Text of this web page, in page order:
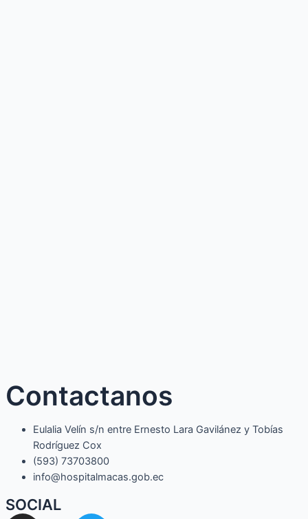
Contactanos
Eulalia Velín s/n entre Ernesto Lara Gavilánez y Tobías
Rodríguez Cox
(593) 73703800​
info@hospitalmacas.gob.ec
SOCIAL